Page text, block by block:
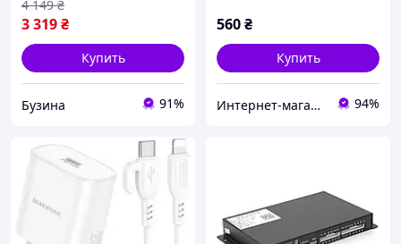
3 319₴
4 149 ₴
Купить
Бузина 91%
560₴
Купить
Интернет-магазин Фотограф 94%